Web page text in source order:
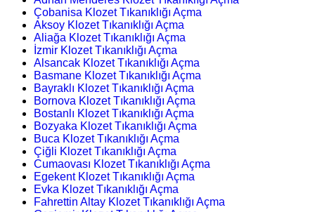
Çobanisa Klozet Tıkanıklığı Açma
Aksoy Klozet Tıkanıklığı Açma
Aliağa Klozet Tıkanıklığı Açma
İzmir Klozet Tıkanıklığı Açma
Alsancak Klozet Tıkanıklığı Açma
Basmane Klozet Tıkanıklığı Açma
Bayraklı Klozet Tıkanıklığı Açma
Bornova Klozet Tıkanıklığı Açma
Bostanlı Klozet Tıkanıklığı Açma
Bozyaka Klozet Tıkanıklığı Açma
Buca Klozet Tıkanıklığı Açma
Çiğli Klozet Tıkanıklığı Açma
Cumaovası Klozet Tıkanıklığı Açma
Egekent Klozet Tıkanıklığı Açma
Evka Klozet Tıkanıklığı Açma
Fahrettin Altay Klozet Tıkanıklığı Açma